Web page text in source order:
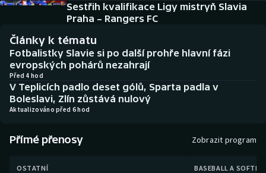
Baseball a softbal
Basketbal
Biatlon
Boby a skeleton
Box
Curling
Historické návraty
Aplikace ČT sport
AZ kvíz
Sestřih kvalifikace Ligy mistryň Slavia
Praha – Rangers FC
Články k tématu
Fotbalistky Slavie si po další prohře hlavní fázi
evropských pohárů nezahrají
Před 4 hod
V Teplicích padlo deset gólů, Sparta padla v
Boleslavi, Zlín zůstává nulový
Aktualizováno před 6 hod
Přímé přenosy Zobrazit program
OSTATNÍ BASEBALL A